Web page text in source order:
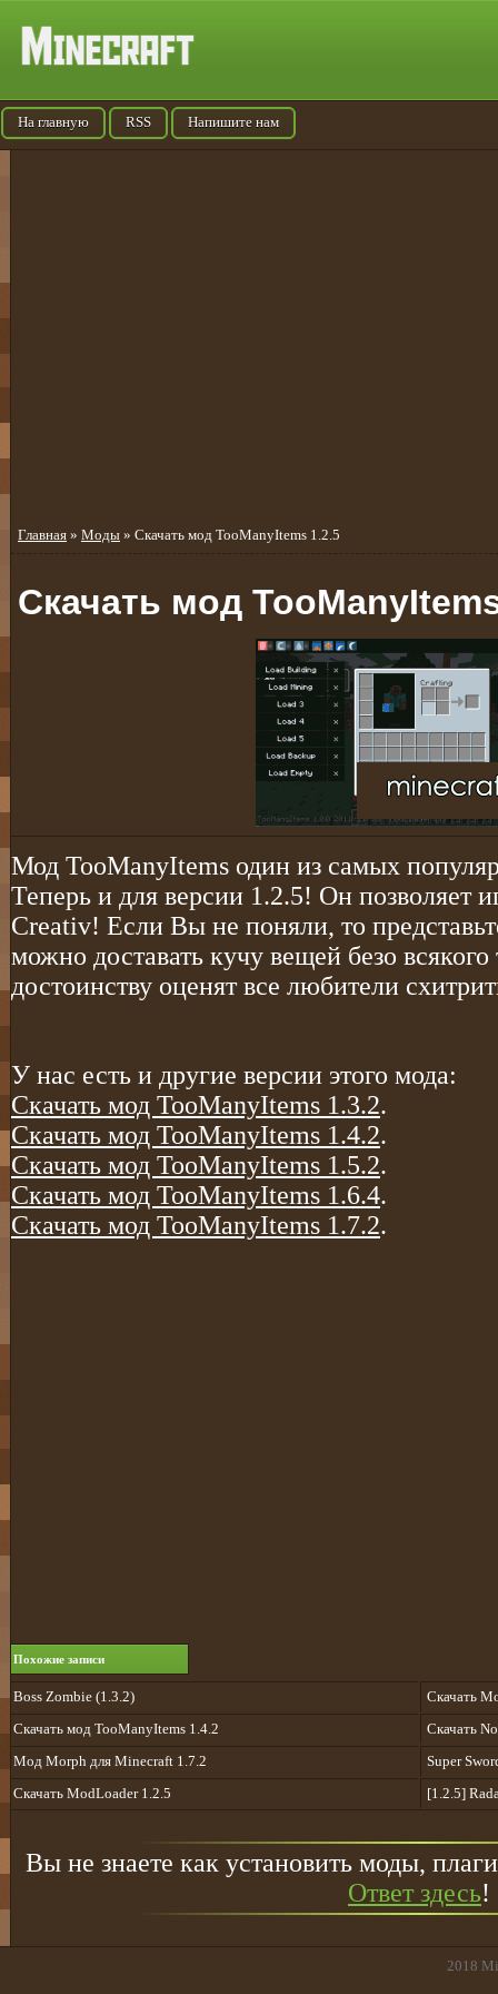
На главную RSS Напишите нам
Главная » Моды » Скачать мод TooManyItems 1.2.5
Скачать мод
Мод TooManyItems один из самых
Теперь и для версии 1.2.5! Он позволяет
Creativ! Если Вы не поняли, то
можно доставать кучу вещей безо
достоинству оценят все любители
У нас есть и другие версии этого мода:
Скачать мод TooManyItems 1.3.2.
Скачать мод TooManyItems 1.4.2.
Скачать мод TooManyItems 1.5.2.
Скачать мод TooManyItems 1.6.4.
Скачать мод TooManyItems 1.7.2.
Похожие записи
Boss Zombie (1.3.2)
Скачать
Скачать мод TooManyItems 1.4.2
Cкачать
Мод Morph для Minecraft 1.7.2
Super
Скачать ModLoader 1.2.5
[1.2.5]
Вы не знаете как установить моды,
Ответ здесь!
2018